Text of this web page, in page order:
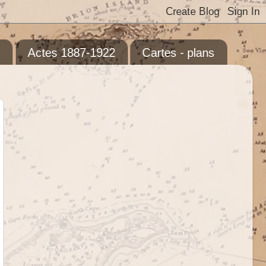
Actes 1887-1922 Cartes - plans